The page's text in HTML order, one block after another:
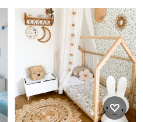
Skandinavisches
Kinderzimmer in Lyon